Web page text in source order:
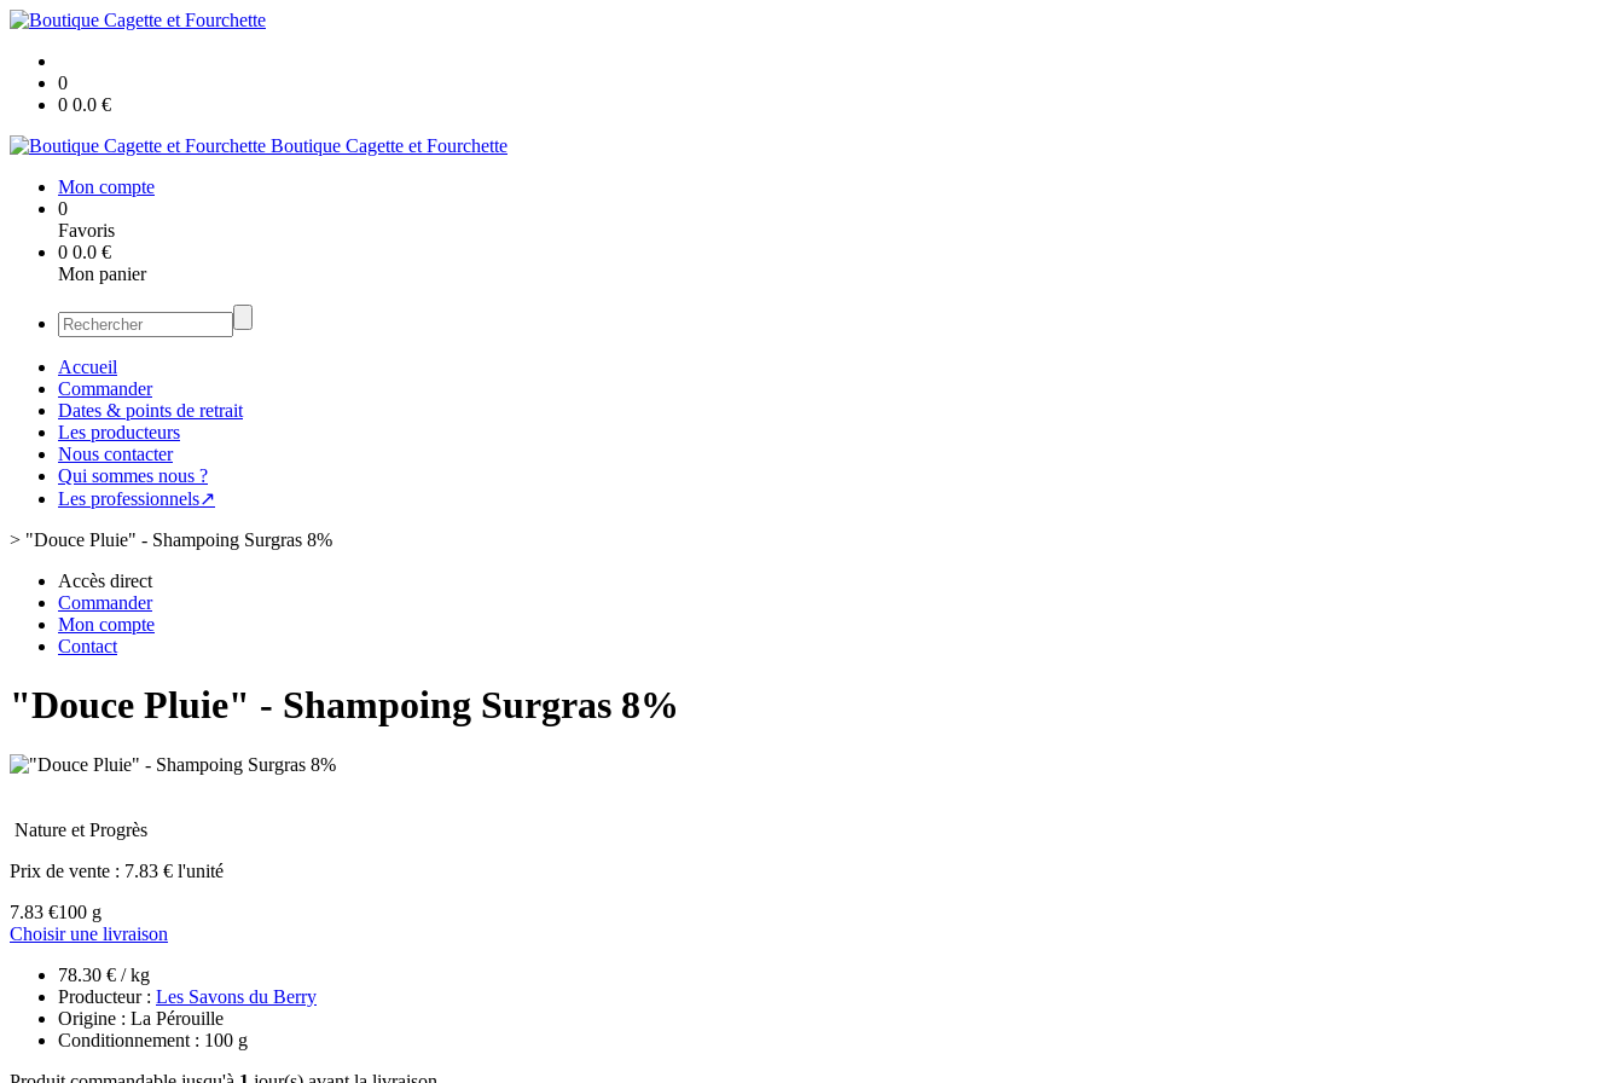
0
0 0.0 €
Boutique Cagette et Fourchette
Mon compte
0
Favoris
0 0.0 €
Mon panier
Accueil
Commander
Dates & points de retrait
Les producteurs
Nous contacter
Qui sommes nous ?
Les professionnels↗
> "Douce Pluie" - Shampoing Surgras 8%
Accès direct
Commander
Mon compte
Contact
"Douce Pluie" - Shampoing Surgras 8%
Nature et Progrès
Prix de vente : 7.83 € l'unité
7.83 €100 g
Choisir une livraison
78.30 € / kg
Producteur : Les Savons du Berry
Origine : La Pérouille
Conditionnement : 100 g